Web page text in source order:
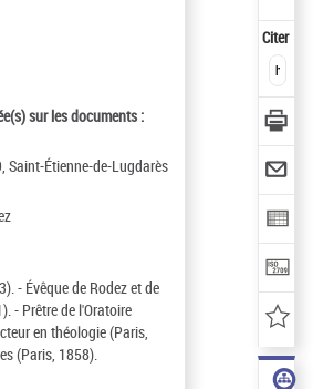
sur les documents :
Saint-Étienne-de-Lugdarès
- Évêque de Rodez et de
- Prêtre de l'Oratoire
en théologie (Paris,
(Paris, 1858).
Citer